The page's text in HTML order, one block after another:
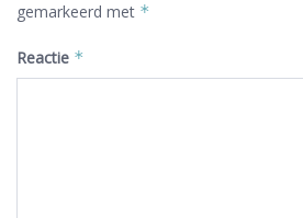
gemarkeerd met *
Reactie *